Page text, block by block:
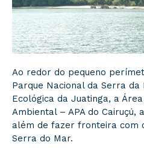
Ao redor do pequeno
Parque Nacional da Serra da
Ecológica da Juatinga, a
Ambiental – APA do Cairuçú,
além de fazer fronteira com
Serra do Mar.